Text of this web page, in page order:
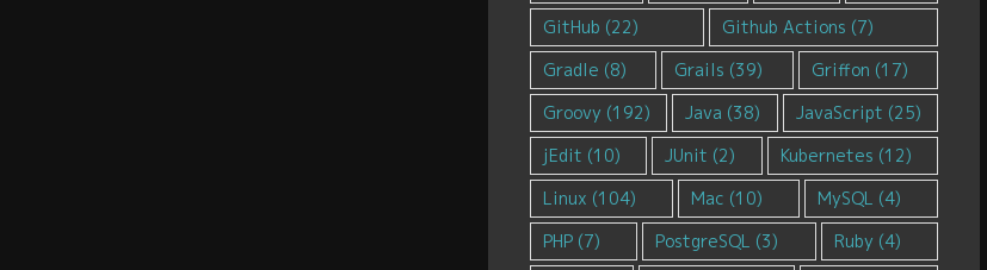
GitHub (22) Github Actions (7)
Gradle (8) Grails (39) Griffon (17)
Groovy (192) Java (38) JavaScript (25)
jEdit (10) JUnit (2) Kubernetes (12)
Linux (104) Mac (10) MySQL (4)
PHP (7) PostgreSQL (3) Ruby (4)